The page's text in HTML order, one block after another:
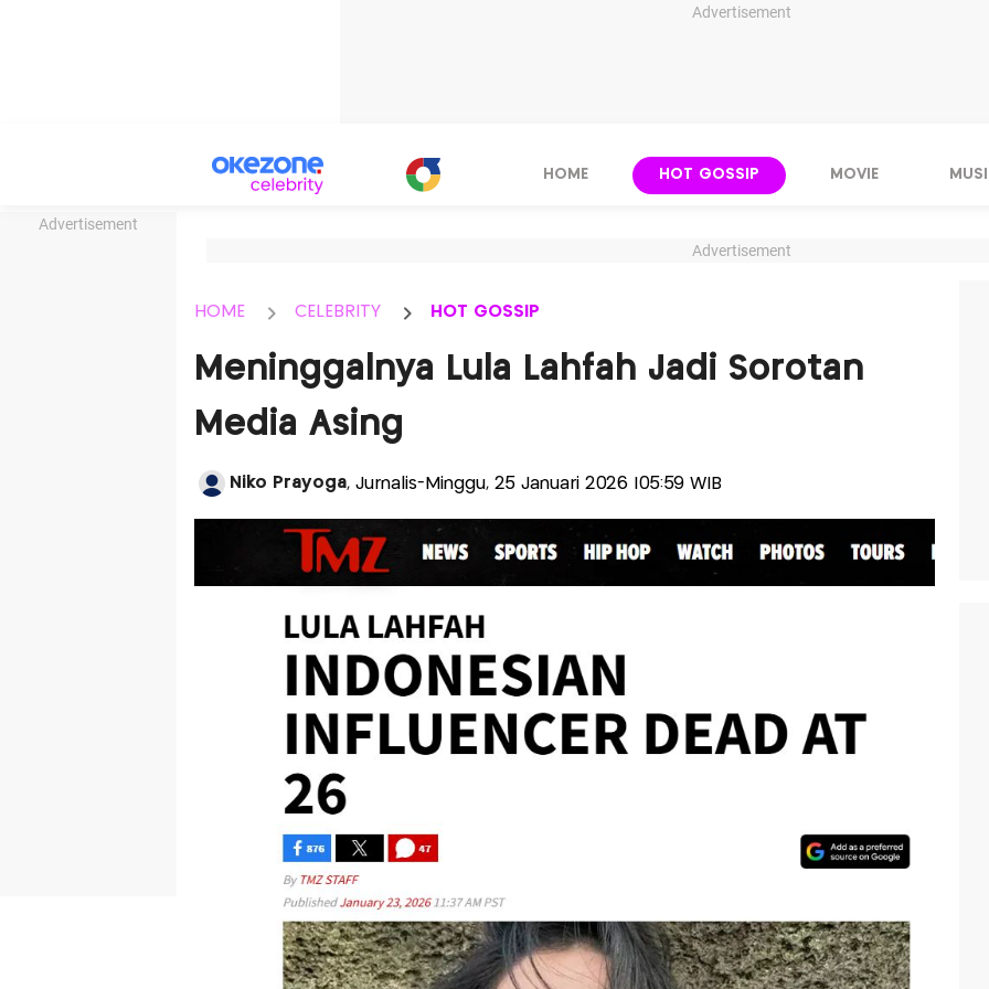
Advertisement
Advertisement
HOME HOT GOSSIP MOVIE
Advertisement
HOME CELEBRITY HOT GOSSIP
Meninggalnya Lula Lahfah Jadi Sorotan
Media Asing
Niko Prayoga, Jurnalis-Minggu, 25 Januari 2026 |05:59 WIB